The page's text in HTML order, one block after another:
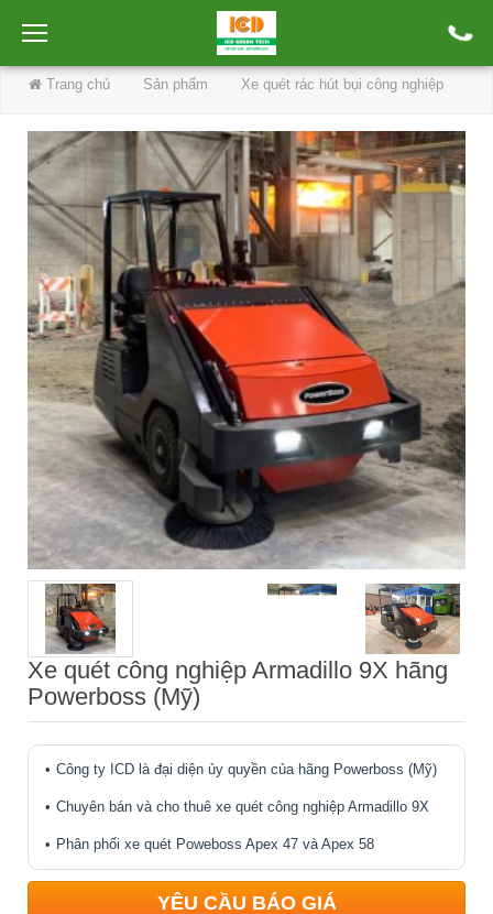
Trang chủ Sản phẩm Xe quét rác hút bụi công nghiệp
Xe quét công nghiệp Armadillo 9X hãng
Powerboss (Mỹ)
Công ty ICD là đại diện ủy quyền của hãng Powerboss (Mỹ)
Chuyên bán và cho thuê xe quét công nghiệp Armadillo 9X
Phân phối xe quét Poweboss Apex 47 và Apex 58
YÊU CẦU BÁO GIÁ